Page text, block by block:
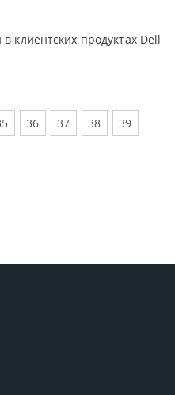
клиентских продуктах Dell
36 37 38 39